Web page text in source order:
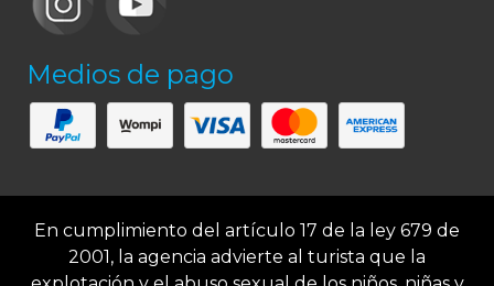
Medios de pago
En cumplimiento del artículo 17 de la ley 679 de
2001, la agencia advierte al turista que la